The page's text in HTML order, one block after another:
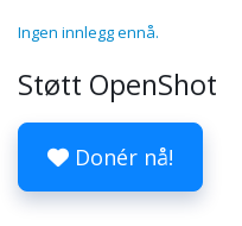
Ingen innlegg ennå.
Støtt OpenShot
Donér nå!